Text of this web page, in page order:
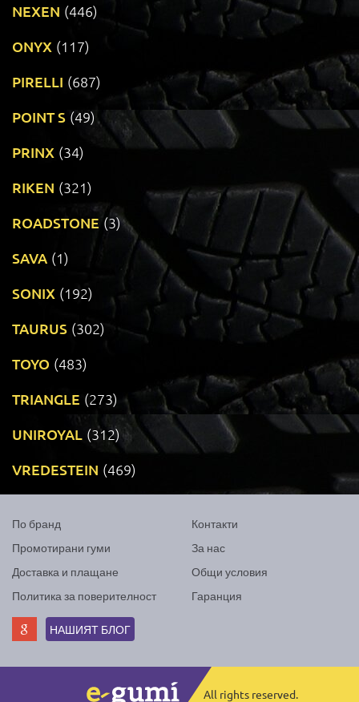
NEXEN (446)
ONYX (117)
PIRELLI (687)
POINT S (49)
PRINX (34)
RIKEN (321)
ROADSTONE (3)
SAVA (1)
SONIX (192)
TAURUS (302)
TOYO (483)
TRIANGLE (273)
UNIROYAL (312)
VREDESTEIN (469)
По бранд
Промотирани гуми
Доставка и плащане
Политика за поверителност
Контакти
За нас
Общи условия
Гаранция
НАШИЯТ БЛОГ
All rights reserved.